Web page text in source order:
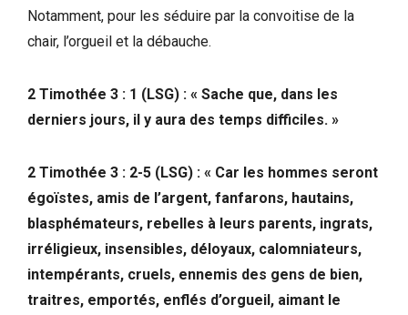
Notamment, pour les séduire par la convoitise de la
chair, l’orgueil et la débauche.
2 Timothée 3 : 1 (LSG) : « Sache que, dans les
derniers jours, il y aura des temps difficiles. »
2 Timothée 3 : 2-5 (LSG) : « Car les hommes seront
égoïstes, amis de l’argent, fanfarons, hautains,
blasphémateurs, rebelles à leurs parents, ingrats,
irréligieux, insensibles, déloyaux, calomniateurs,
intempérants, cruels, ennemis des gens de bien,
traitres, emportés, enflés d’orgueil, aimant le